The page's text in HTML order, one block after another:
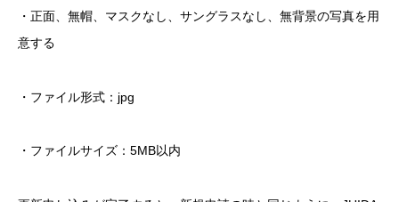
・正面、無帽、マスクなし、サングラスなし、無背景の写真を用
意する
・ファイル形式：jpg
・ファイルサイズ：5MB以内